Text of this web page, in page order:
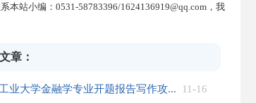
站小编：0531-58783396/1624136919@qq.com，我
章：
业大学金融学专业开题报告写作攻...
11-16